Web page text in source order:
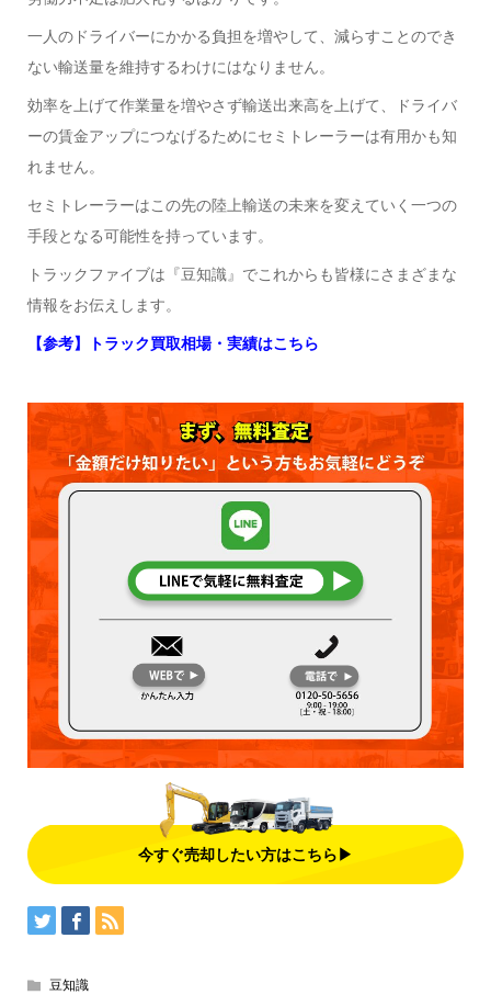
一人のドライバーにかかる負担を増やして、減らすことのでき
ない輸送量を維持するわけにはなりません。
効率を上げて作業量を増やさず輸送出来高を上げて、ドライバ
ーの賃金アップにつなげるためにセミトレーラーは有用かも知
れません。
セミトレーラーはこの先の陸上輸送の未来を変えていく一つの
手段となる可能性を持っています。
トラックファイブは『豆知識』でこれからも皆様にさまざまな
情報をお伝えします。
【参考】トラック買取相場・実績はこちら
今すぐ売却したい方はこちら▶
豆知識